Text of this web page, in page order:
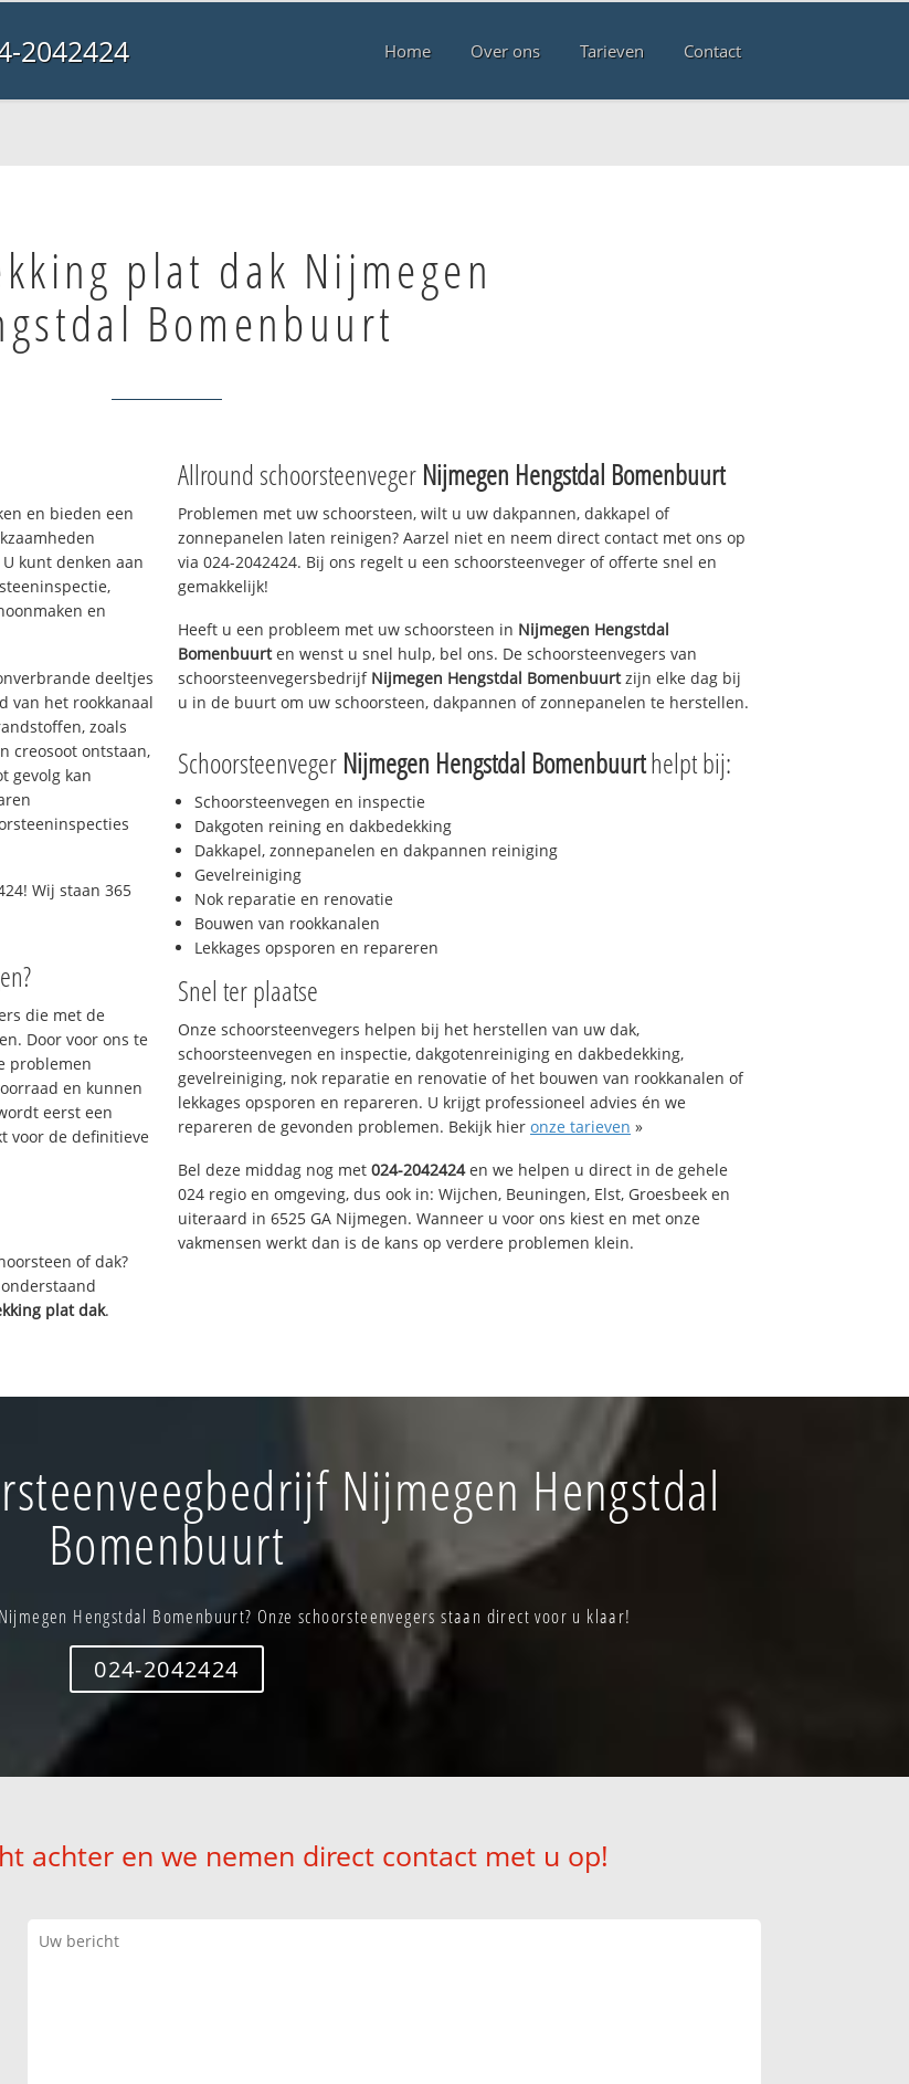
2042424 Home Over ons Tarieven Contact
plat dak Nijmegen
Bomenbuurt
en bieden een
kunt denken aan
en
deeltjes
van het rookkanaal
zoals
creosoot ontstaan,
gevolg kan
Wij staan 365
die met de
Door voor ons te
problemen
en kunnen
eerst een
voor de definitieve
of dak?
plat dak.
Allround schoorsteenveger Nijmegen Hengstdal Bomenbuurt
Problemen met uw schoorsteen, wilt u uw dakpannen, dakkapel of
zonnepanelen laten reinigen? Aarzel niet en neem direct contact met ons op
via 024-2042424. Bij ons regelt u een schoorsteenveger of offerte snel en
gemakkelijk!
Heeft u een probleem met uw schoorsteen in Nijmegen Hengstdal
Bomenbuurten wenst u snel hulp, bel ons. De schoorsteenvegers van
schoorsteenvegersbedrijf Nijmegen Hengstdal Bomenbuurtzijn elke dag bij
u in de buurt om uw schoorsteen, dakpannen of zonnepanelen te herstellen.
Schoorsteenveger Nijmegen Hengstdal Bomenbuurthelpt bij:
Schoorsteenvegen en inspectie
Dakgoten reining en dakbedekking
Dakkapel, zonnepanelen en dakpannen reiniging
Gevelreiniging
Nok reparatie en renovatie
Bouwen van rookkanalen
Lekkages opsporen en repareren
Snel ter plaatse
Onze schoorsteenvegers helpen bij het herstellen van uw dak,
schoorsteenvegen en inspectie, dakgotenreiniging en dakbedekking,
gevelreiniging, nok reparatie en renovatie of het bouwen van rookkanalen of
lekkages opsporen en repareren. U krijgt professioneel advies én we
repareren de gevonden problemen. Bekijk hier onze tarieven »
Bel deze middag nog met 024-2042424en we helpen u direct in de gehele
024 regio en omgeving, dus ook in: Wijchen, Beuningen, Elst, Groesbeek en
uiteraard in 6525 GA Nijmegen. Wanneer u voor ons kiest en met onze
vakmensen werkt dan is de kans op verdere problemen klein.
Nijmegen Hengstdal
Bomenbuurt
Hengstdal Bomenbuurt? Onze schoorsteenvegers staan direct voor u klaar!
024-2042424
achter en we nemen direct contact met u op!